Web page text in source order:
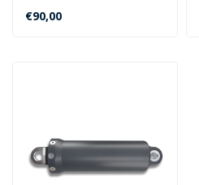
Seadamp type EVO
leverbaar in 2 uitvoering..
€90,00